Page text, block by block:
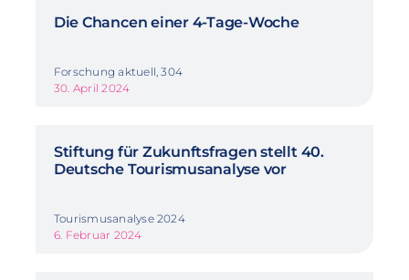
Die Chancen einer 4-Tage-Woche
Forschung aktuell, 304
30. April 2024
Stiftung für Zukunftsfragen stellt 40.
Deutsche Tourismusanalyse vor
Tourismusanalyse 2024
6. Februar 2024